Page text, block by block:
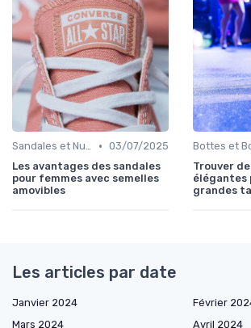
Sandales et Nu-pieds • 03/07/2025
Les avantages des sandales
pour femmes avec semelles
amovibles
Trouver
élégantes
grandes
Les articles par date
Janvier 2024
Février
Mars 2024
Avril 2024